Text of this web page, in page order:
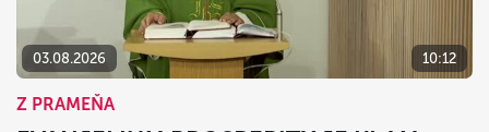
03.08.2026 10:12
Z PRAMEŇA